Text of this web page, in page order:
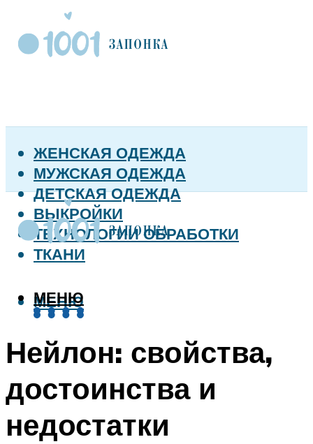
ЖЕНСКАЯ ОДЕЖДА
МУЖСКАЯ ОДЕЖДА
ДЕТСКАЯ ОДЕЖДА
ВЫКРОЙКИ
ТЕХНОЛОГИИ ОБРАБОТКИ
ТКАНИ
МЕНЮ
МЕНЮ
Нейлон: свойства,
достоинства и
недостатки